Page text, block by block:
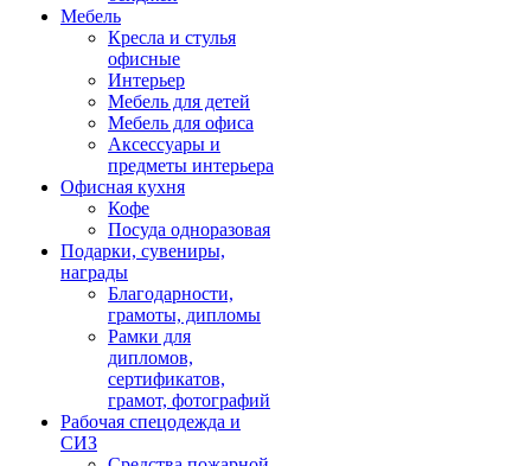
Мебель
Кресла и стулья
офисные
Интерьер
Мебель для детей
Мебель для офиса
Аксессуары и
предметы интерьера
Офисная кухня
Кофе
Посуда одноразовая
Подарки, сувениры,
награды
Благодарности,
грамоты, дипломы
Рамки для
дипломов,
сертификатов,
грамот, фотографий
Рабочая спецодежда и
СИЗ